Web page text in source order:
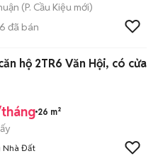
(P. Cầu Kiệu mới)
đã bán
hộ 2TR6 Văn Hội, có cửa
26 m²
Nhà Đất